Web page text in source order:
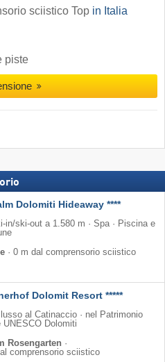
sciistico Top in Italia
piste
Dolomiti Hideaway ****
in/ski-out a 1.580 m · Spa · Piscina e
· 0 m dal comprensorio sciistico
Dolomit Resort *****
al Catinaccio · nel Patrimonio
UNESCO Dolomiti
Rosengarten ·
comprensorio sciistico